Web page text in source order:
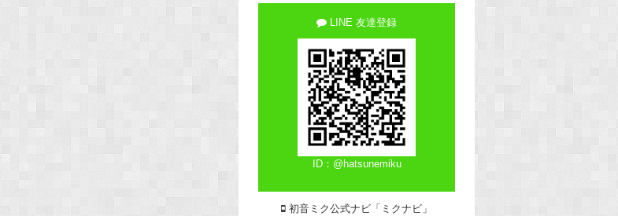
LINE 友達登録
ID：@hatsunemiku
初音ミク公式ナビ「ミクナビ」